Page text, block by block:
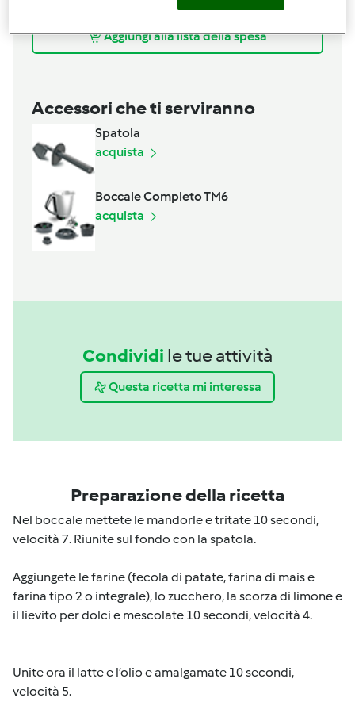
cioccolato fondente
Aggiungi alla lista della spesa
Accessori che ti serviranno
Spatola
acquista
Boccale Completo TM6
acquista
Condividi le tue attività
Questa ricetta mi interessa
Preparazione della ricetta
Nel boccale mettete le mandorle e tritate 10 secondi,
velocità 7. Riunite sul fondo con la spatola.
Aggiungete le farine (fecola di patate, farina di mais e
farina tipo 2 o integrale), lo zucchero, la scorza di limone e
il lievito per dolci e mescolate 10 secondi, velocità 4.
Unite ora il latte e l’olio e amalgamate 10 secondi,
velocità 5.